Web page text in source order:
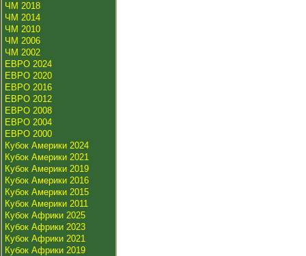
ЧМ 2018
ЧМ 2014
ЧМ 2010
ЧМ 2006
ЧМ 2002
ЕВРО 2024
ЕВРО 2020
ЕВРО 2016
ЕВРО 2012
ЕВРО 2008
ЕВРО 2004
ЕВРО 2000
Кубок Америки 2024
Кубок Америки 2021
Кубок Америки 2019
Кубок Америки 2016
Кубок Америки 2015
Кубок Америки 2011
Кубок Африки 2025
Кубок Африки 2023
Кубок Африки 2021
Кубок Африки 2019